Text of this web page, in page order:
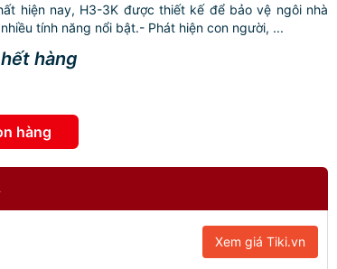
hiện nay, H3-3K được thiết kế để bảo vệ ngôi nhà
tính năng nổi bật.- Phát hiện con người, ...
hàng
hàng
Xem giá Tiki.vn